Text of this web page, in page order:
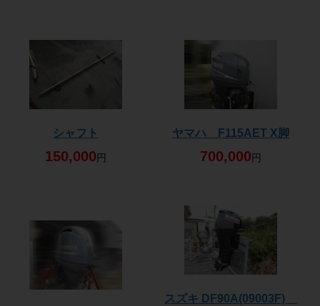
シャフト
150,000 円
ヤマハ F115AET X脚
700,000 円
スズキ DF90A(09003F)